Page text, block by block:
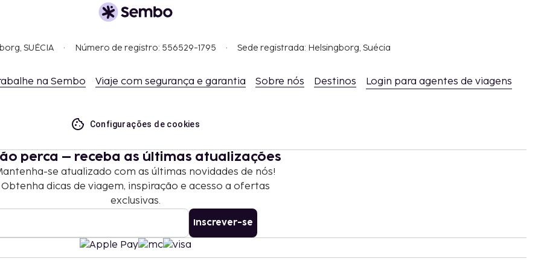
SUÉCIA Número de registro: 556529-1795 Sede registrada: Helsingborg, Suécia
na Sembo Viaje com segurança e garantia Sobre nós Destinos Login para agentes de viagens
Configurações de cookies
perca – receba as últimas atualizações
se atualizado com as últimas novidades de nós!
Obtenha dicas de viagem, inspiração e acesso a ofertas
exclusivas.
Inscrever-se